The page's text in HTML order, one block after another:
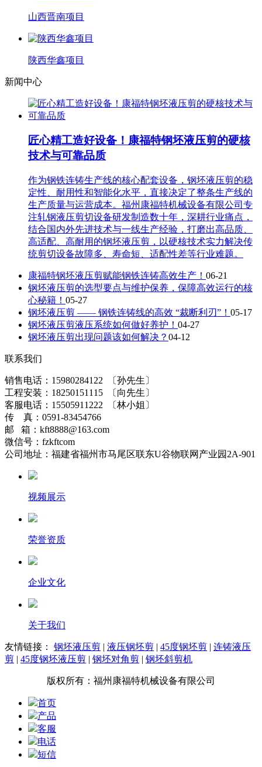
山西晋南项目
陕西华鑫项目
新闻中心
匠心精工造好设备！康福特钢坯液压剪的硬核
技术与可靠品质
作为钢铁连铸生产线的核心配套设备，钢坯液压剪的稳
定性、耐用性和智能化水平，直接决定了整条生产线的
生产质量与运营成本。福州康福特机械设备有限公司专
注轧钢液压剪切设备研发制造数十年，深耕行业痛点，
结合国内外先进技术与一线生产经验，打磨出高品质、
高适配、高耐用的钢坯液压剪，以硬核技术实力解决传
统剪切设备故障多、寿命短、适配性差等行业难题。
康福特钢坯液压剪赋能钢铁连铸高效生产！ 06-21
钢坯液压剪的选型要点与维护保养，保障高效运行的核
心秘籍！ 05-27
钢坯液压剪 —— 钢铁连铸线的高效 “裁断利刃”！ 05-17
钢坯液压剪液压系统如何做好养护！ 04-27
钢坯液压剪出现问题该如何解决？ 04-12
联系我们
销售电话：15980284122 〔孙先生〕
工程安装：18250151115 〔向先生〕
客服电话：15505911222 〔林小姐〕
传 真：0591-83454766
邮 箱：kft8888@163.com
微信号：fzkftcom
公司地址：福建省福州市马尾区联东U谷物联网产业园2A-901
视频展示
荣誉资质
企业文化
关于我们
友情链接： 钢坯液压剪 | 液压钢坯剪 | 45度钢坯剪 | 连铸液压
剪 | 45度钢坯液压剪 | 钢坯对角剪 | 钢坯斜剪机
版权所有：福州康福特机械设备有限公司
首页
产品
客服
电话
短信